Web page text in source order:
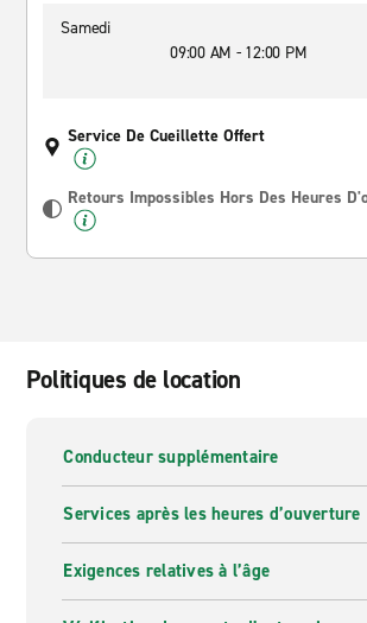
Samedi
09:00 AM - 12:00 PM
Service De Cueillette Offert
Retours Impossibles Hors Des Heures
Politiques de location
Conducteur supplémentaire
Services après les heures d’ouverture
Exigences relatives à l’âge